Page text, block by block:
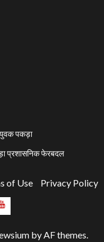
युवक पकड़ा
प्रशासनिक फेरबदल
of Use Privacy Policy
by AF themes.